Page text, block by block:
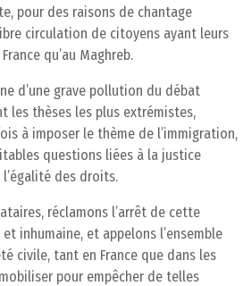
pour des raisons de chantage
circulation de citoyens ayant leurs
qu’au Maghreb.
d’une grave pollution du débat
les thèses les plus extrémistes,
à imposer le thème de l’immigration,
questions liées à la justice
des droits.
réclamons l’arrêt de cette
inhumaine, et appelons l’ensemble
civile, tant en France que dans les
pour empêcher de telles